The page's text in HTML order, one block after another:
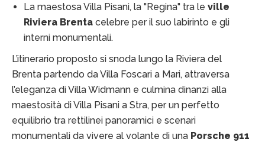
La maestosa Villa Pisani, la "Regina" tra le ville
Riviera Brenta celebre per il suo labirinto e gli
interni monumentali.
L’itinerario proposto si snoda lungo la Riviera del
Brenta partendo da Villa Foscari a Mari, attraversa
l’eleganza di Villa Widmann e culmina dinanzi alla
maestosità di Villa Pisani a Stra, per un perfetto
equilibrio tra rettilinei panoramici e scenari
monumentali da vivere al volante di una Porsche 911